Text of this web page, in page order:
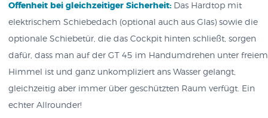
Offenheit bei gleichzeitiger Sicherheit:Das Hardtop mit
elektrischem Schiebedach (optional auch aus Glas) sowie die
optionale Schiebetür, die das Cockpit hinten schließt, sorgen
dafür, dass man auf der GT 45 im Handumdrehen unter freiem
Himmel ist und ganz unkompliziert ans Wasser gelangt,
gleichzeitig aber immer über geschützten Raum verfügt. Ein
echter Allrounder!